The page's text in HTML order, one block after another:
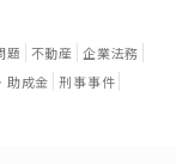
題 不動産 企業法務
助成金 刑事事件